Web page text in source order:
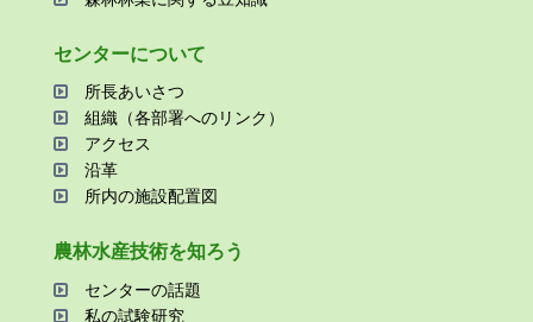
センターについて
所⻑あいさつ
組織（各部署へのリンク）
アクセス
沿⾰
所内の施設配置図
農林⽔産技術を知ろう
センターの話題
私の試験研究